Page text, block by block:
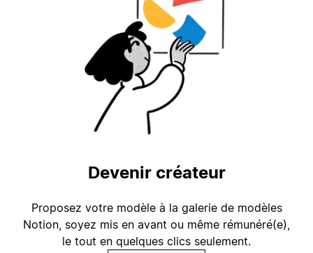
Devenir créateur
Proposez votre modèle à la galerie de modèles
Notion, soyez mis en avant ou même rémunéré(e),
le tout en quelques clics seulement.